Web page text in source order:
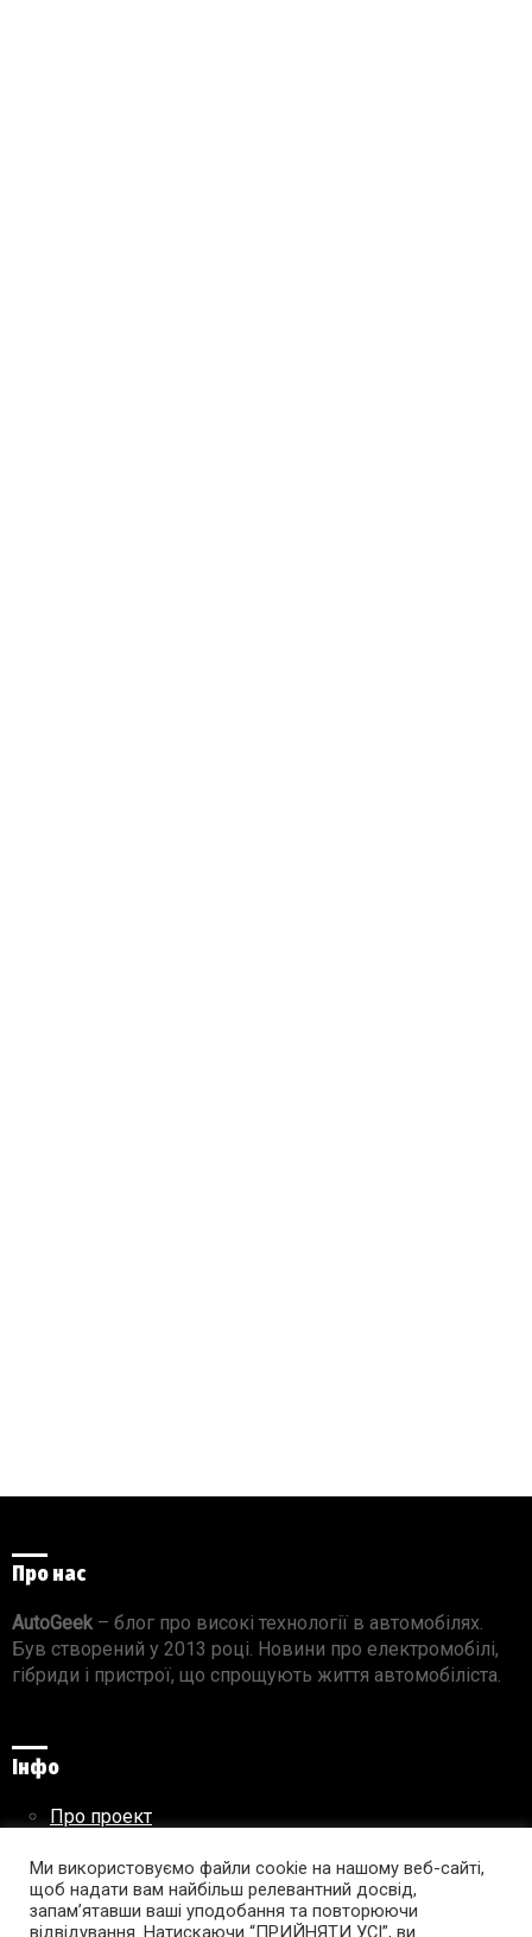
Про нас
AutoGeek– блог про високі технології в автомобілях.
Був створений у 2013 році. Новини про електромобілі,
гібриди і пристрої, що спрощують життя автомобіліста.
Інфо
Про проект
Правила використання матеріалів
Ми використовуємо файли cookie на нашому веб-сайті,
щоб надати вам найбільш релевантний досвід,
запам’ятавши ваші уподобання та повторюючи
відвідування. Натискаючи “ПРИЙНЯТИ УСІ”, ви